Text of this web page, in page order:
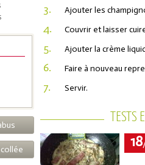
3. Ajouter les
4. Couvrir et laisser
5. Ajouter la crème
6. Faire à nouveau
7. Servir.
18